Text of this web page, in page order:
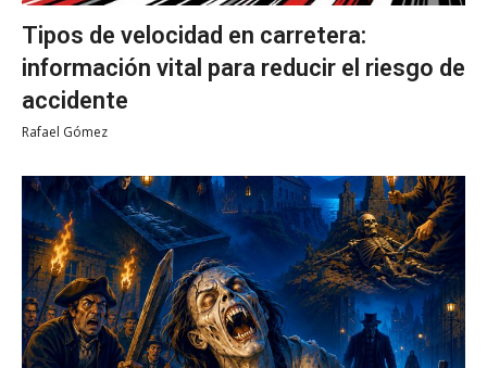
Tipos de velocidad en carretera:
información vital para reducir el riesgo de
accidente
Rafael Gómez